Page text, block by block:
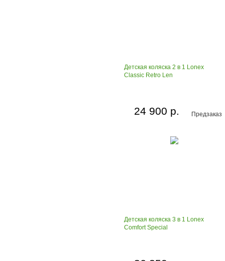
Детская коляска 2 в 1 Lonex
Classic Retro Len
Предзаказ
24 900 р.
Детская коляска 3 в 1 Lonex
Comfort Special